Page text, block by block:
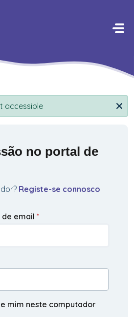
accessible
no portal de
Registe-se connosco
de email *
mim neste computador